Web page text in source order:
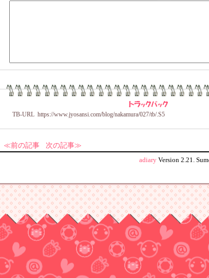
TB-URL https://www.jyosansi.com/blog/nakamura/027/tb/.S5
前の記事 次の記事
adiary Version 2.21.